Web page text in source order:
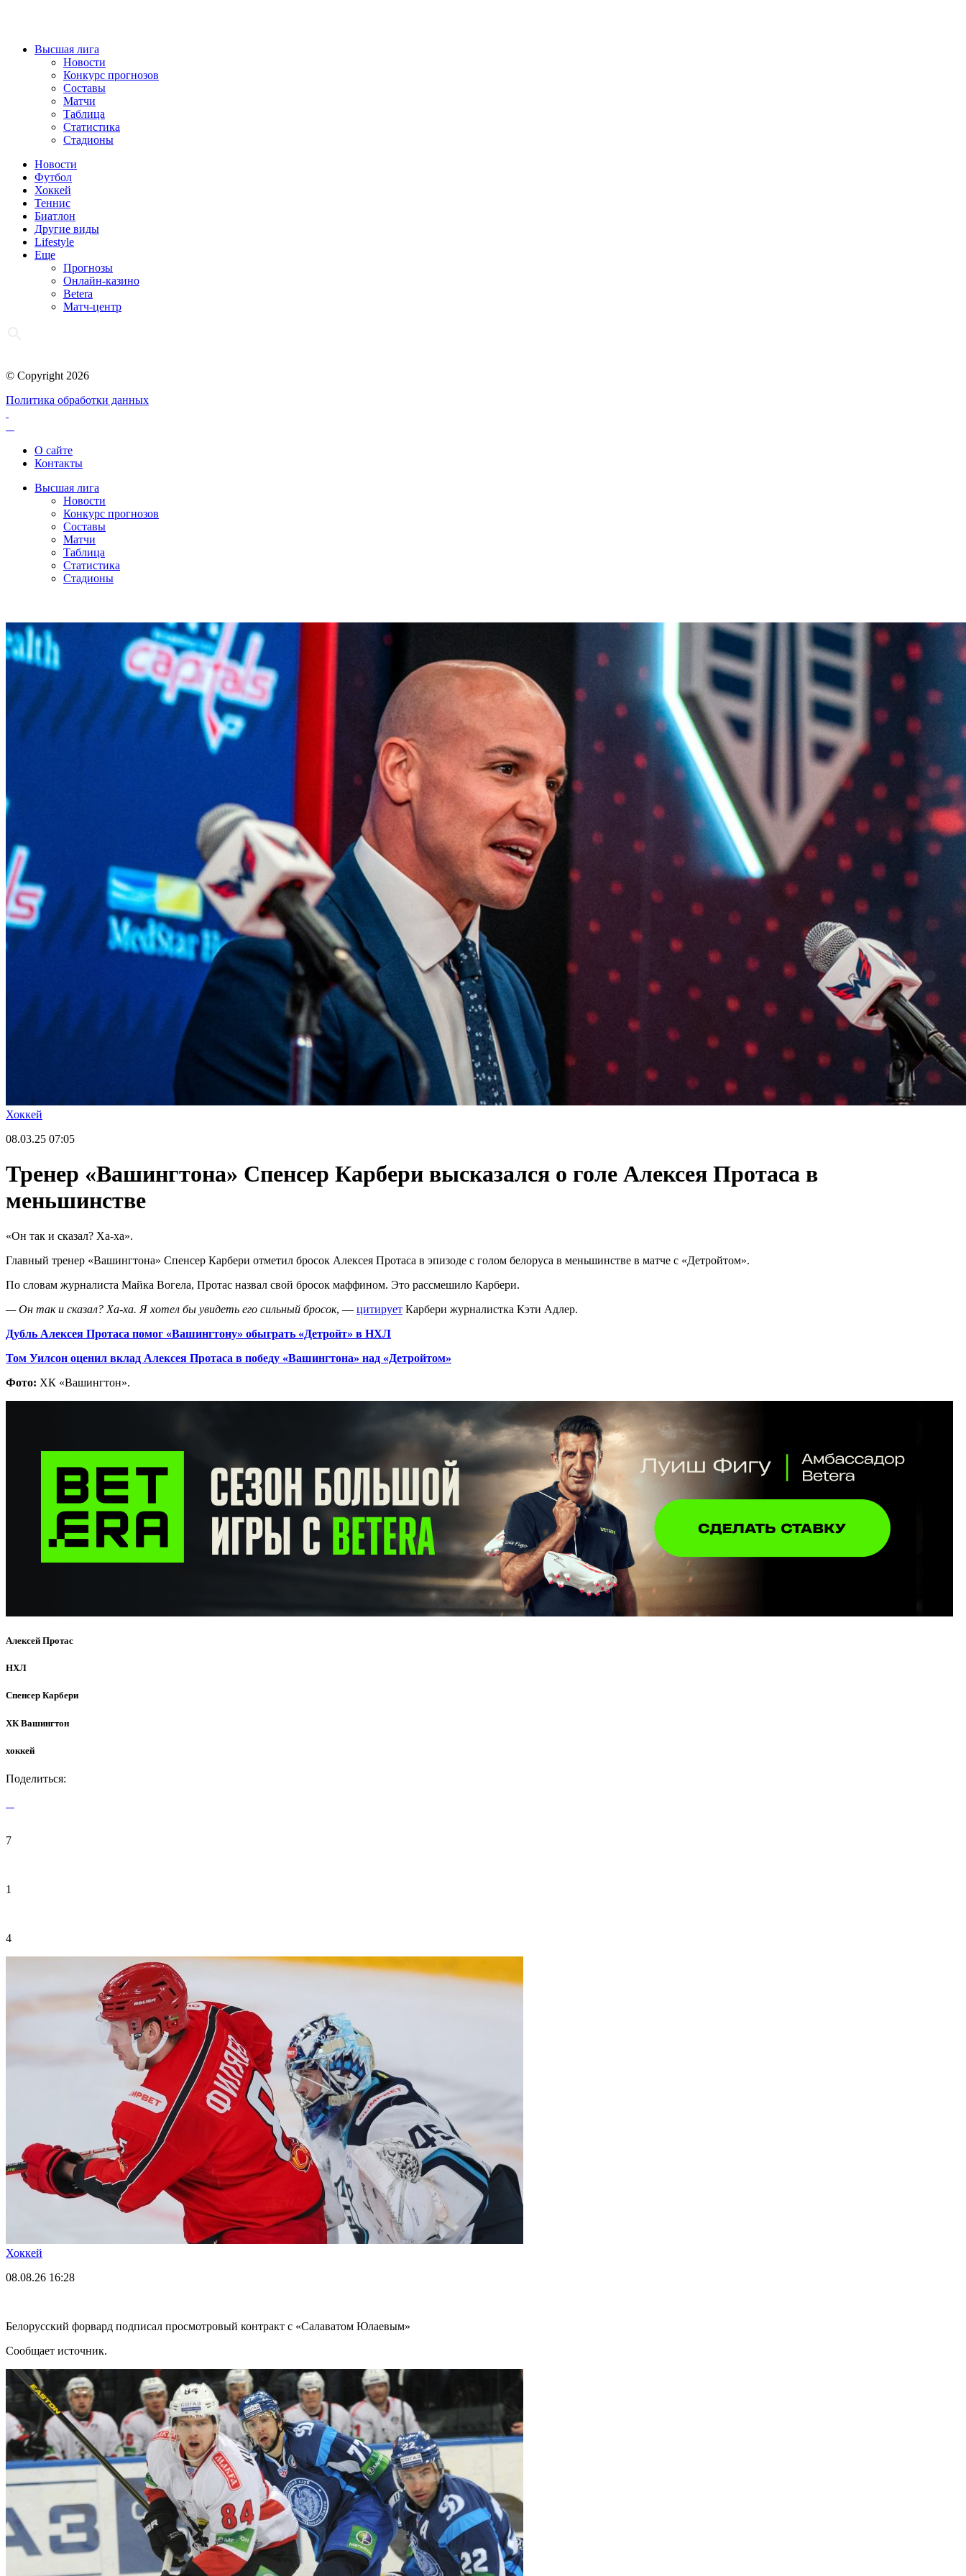
Высшая лига
Новости
Конкурс прогнозов
Составы
Матчи
Таблица
Статистика
Стадионы
Новости
Футбол
Хоккей
Теннис
Биатлон
Другие виды
Lifestyle
Еще
Прогнозы
Онлайн-казино
Betera
Матч-центр
© Copyright 2026
Политика обработки данных
О сайте
Контакты
Высшая лига
Новости
Конкурс прогнозов
Составы
Матчи
Таблица
Статистика
Стадионы
Хоккей
08.03.25 07:05
Тренер «Вашингтона» Спенсер Карбери высказался о голе Алексея Протаса в
меньшинстве
«Он так и сказал? Ха-ха».
Главный тренер «Вашингтона» Спенсер Карбери отметил бросок Алексея Протаса в эпизоде с голом белоруса в меньшинстве в матче с «Детройтом».
По словам журналиста Майка Вогела, Протас назвал свой бросок маффином. Это рассмешило Карбери.
— Он так и сказал? Ха-ха. Я хотел бы увидеть его сильный бросок, — цитирует Карбери журналистка Кэти Адлер.
Дубль Алексея Протаса помог «Вашингтону» обыграть «Детройт» в НХЛ
Том Уилсон оценил вклад Алексея Протаса в победу «Вашингтона» над «Детройтом»
Фото: ХК «Вашингтон».
Алексей Протас
НХЛ
Спенсер Карбери
ХК Вашингтон
хоккей
Поделиться:
7
1
4
Хоккей
08.08.26 16:28
Белорусский форвард подписал просмотровый контракт с «Салаватом Юлаевым»
Сообщает источник.